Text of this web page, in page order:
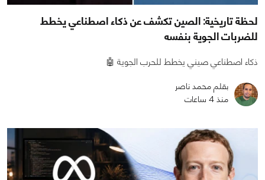
لحظة تاريخية: الصين تكشف عن ذكاء اصطناعي يخطط
للضربات الجوية بنفسه
ذكاء اصطناعي صيني يخطط للحرب الجوية 🤖
بقلم محمد ناصر
منذ 4 ساعات